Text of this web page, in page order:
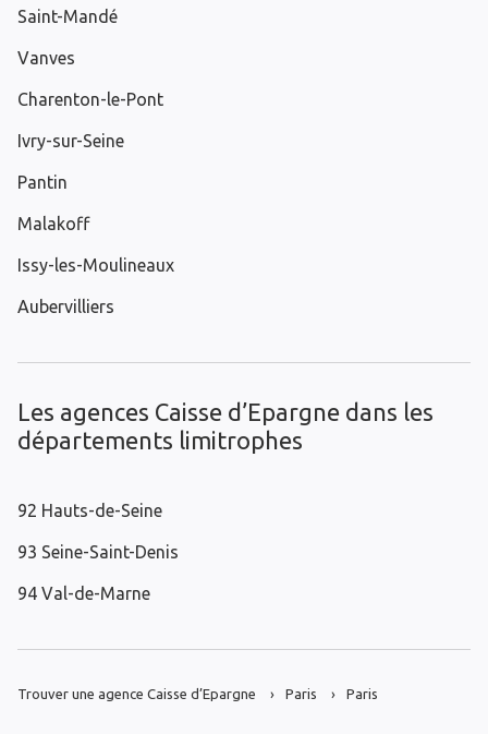
Saint-Mandé
Vanves
Charenton-le-Pont
Ivry-sur-Seine
Pantin
Malakoff
Issy-les-Moulineaux
Aubervilliers
Les agences Caisse d’Epargne dans les
départements limitrophes
92 Hauts-de-Seine
93 Seine-Saint-Denis
94 Val-de-Marne
Trouver une agence Caisse d’Epargne Paris Paris